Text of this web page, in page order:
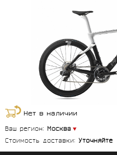
Нет в наличии
Ваш регион: Москва
Стоимость доставки: Уточняйте